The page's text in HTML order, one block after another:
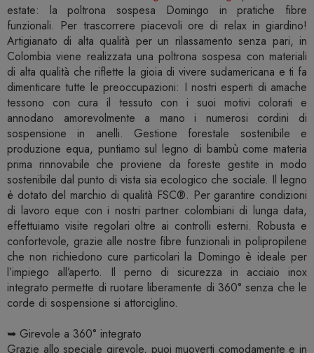
estate: la poltrona sospesa Domingo in pratiche fibre
funzionali. Per trascorrere piacevoli ore di relax in giardino!
Artigianato di alta qualità per un rilassamento senza pari, in
Colombia viene realizzata una poltrona sospesa con materiali
di alta qualità che riflette la gioia di vivere sudamericana e ti fa
dimenticare tutte le preoccupazioni: I nostri esperti di amache
tessono con cura il tessuto con i suoi motivi colorati e
annodano amorevolmente a mano i numerosi cordini di
sospensione in anelli. Gestione forestale sostenibile e
produzione equa, puntiamo sul legno di bambù come materia
prima rinnovabile che proviene da foreste gestite in modo
sostenibile dal punto di vista sia ecologico che sociale. Il legno
è dotato del marchio di qualità FSC®. Per garantire condizioni
di lavoro eque con i nostri partner colombiani di lunga data,
effettuiamo visite regolari oltre ai controlli esterni. Robusta e
confortevole, grazie alle nostre fibre funzionali in polipropilene
che non richiedono cure particolari la Domingo è ideale per
l’impiego all’aperto. Il perno di sicurezza in acciaio inox
integrato permette di ruotare liberamente di 360° senza che le
corde di sospensione si attorciglino.
➥ Girevole a 360° integrato
Grazie allo speciale girevole, puoi muoverti comodamente e in